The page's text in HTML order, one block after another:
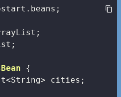
{
cities;